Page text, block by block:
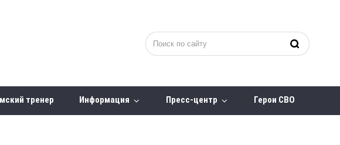
тренер Информация Пресс-центр Герои СВО